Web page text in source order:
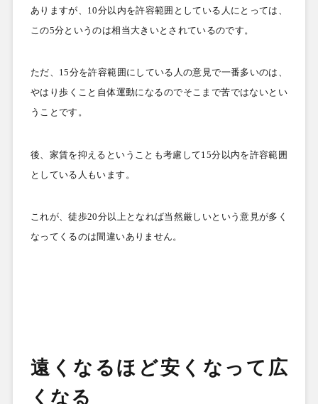
ありますが、 10分以内を許容範囲としている人にとっては、
この5分というのは相当大きいとされているのです。
ただ、 15分を許容範囲にしている人の意見で一番多いのは、
やはり歩くこと自体運動になるのでそこまで苦ではないとい
うことです。
後、家賃を抑えるということも考慮して15分以内を許容範囲
としている人もいます。
これが、徒歩20分以上となれば当然厳しいという意見が多く
なってくるのは間違いありません。
遠くなるほど安くなって広
くなる